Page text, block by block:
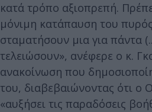
κατά τρόπο αξιοπρεπή.
μόνιμη κατάπαυση του
σταματήσουν μια για πάντα
τελειώσουν», ανέφερε ο κ.
ανακοίνωση που
του, διαβεβαιώνοντας ότι ο
«αυξήσει τις παραδόσεις